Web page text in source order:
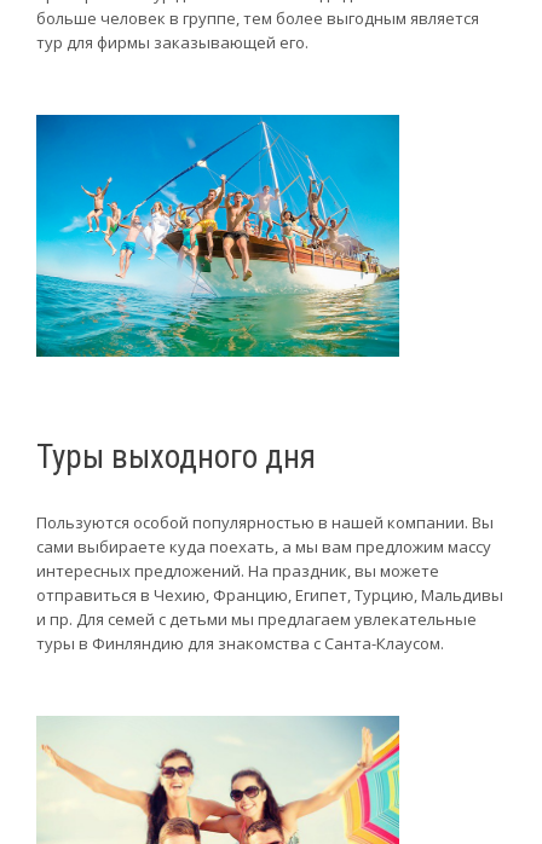
больше человек в группе, тем более выгодным является
тур для фирмы заказывающей его.
Туры выходного дня
Пользуются особой популярностью в нашей компании. Вы
сами выбираете куда поехать, а мы вам предложим массу
интересных предложений. На праздник, вы можете
отправиться в Чехию, Францию, Египет, Турцию, Мальдивы
и пр. Для семей с детьми мы предлагаем увлекательные
туры в Финляндию для знакомства с Санта-Клаусом.